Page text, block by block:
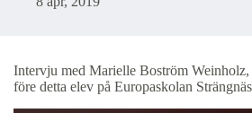
Intervju med Marielle Boström Weinholz,
före detta elev på Europaskolan Strängnäs